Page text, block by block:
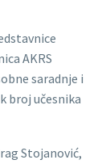
AKRS
saradnje i
broj učesnika
Stojanović,